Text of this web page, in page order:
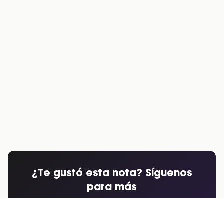
¿Te gustó esta nota? Síguenos
para más